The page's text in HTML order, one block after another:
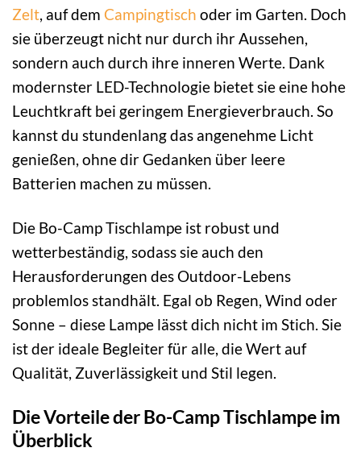
Zelt, auf dem Campingtisch oder im Garten. Doch
sie überzeugt nicht nur durch ihr Aussehen,
sondern auch durch ihre inneren Werte. Dank
modernster LED-Technologie bietet sie eine hohe
Leuchtkraft bei geringem Energieverbrauch. So
kannst du stundenlang das angenehme Licht
genießen, ohne dir Gedanken über leere
Batterien machen zu müssen.
Die Bo-Camp Tischlampe ist robust und
wetterbeständig, sodass sie auch den
Herausforderungen des Outdoor-Lebens
problemlos standhält. Egal ob Regen, Wind oder
Sonne – diese Lampe lässt dich nicht im Stich. Sie
ist der ideale Begleiter für alle, die Wert auf
Qualität, Zuverlässigkeit und Stil legen.
Die Vorteile der Bo-Camp Tischlampe im
Überblick